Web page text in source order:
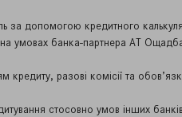
допомогою кредитного
умовах банка-партнера АТ
разові комісії та
стосовно умов інших